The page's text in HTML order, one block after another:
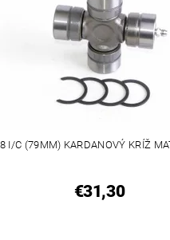
I/C (79MM) KARDANOVÝ KRÍŽ
€31,30